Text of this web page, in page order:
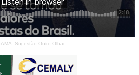
Sugestão Outro Olhar